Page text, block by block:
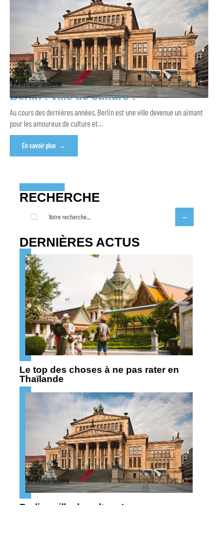
Berlin : ville de culture !
Au cours des dernières années, Berlin est une ville devenue un aimant
pour les amoureux de culture et…
En savoir plus
RECHERCHE
DERNIÈRES ACTUS
Le top des choses à ne pas rater en
Thaïlande
Berlin : ville de culture !